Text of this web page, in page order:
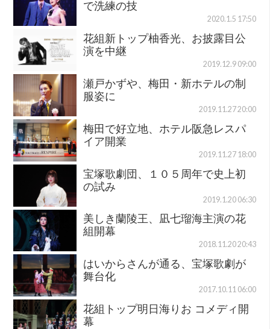
で洗練の技
2020.1.5 17:50
花組新トップ柚香光、お披露目公
演を中継
2019.12.9 09:00
瀬戸かずや、梅田・新ホテルの制
服姿に
2019.11.27 20:00
梅田で好立地、ホテル阪急レスパ
イア開業
2019.11.27 18:00
宝塚歌劇団、１０５周年で史上初
の試み
2019.1.20 06:30
美しき蘭陵王、凪七瑠海主演の花
組開幕
2018.11.20 20:43
はいからさんが通る、宝塚歌劇が
舞台化
2017.10.11 06:00
花組トップ明日海りお コメディ開
幕